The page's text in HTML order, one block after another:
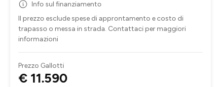
Info sul finanziamento
Il prezzo esclude spese di approntamento e costo di
trapasso o messa in strada. Contattaci per maggiori
informazioni
Prezzo Gallotti
€ 11.590